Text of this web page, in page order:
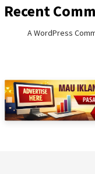
Recent
A WordPress